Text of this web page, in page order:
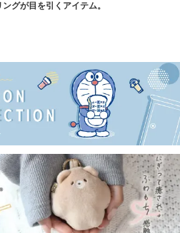
グが目を引くアイテム。